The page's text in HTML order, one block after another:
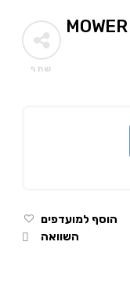
שתף
הוסף למועדפים
השוואה